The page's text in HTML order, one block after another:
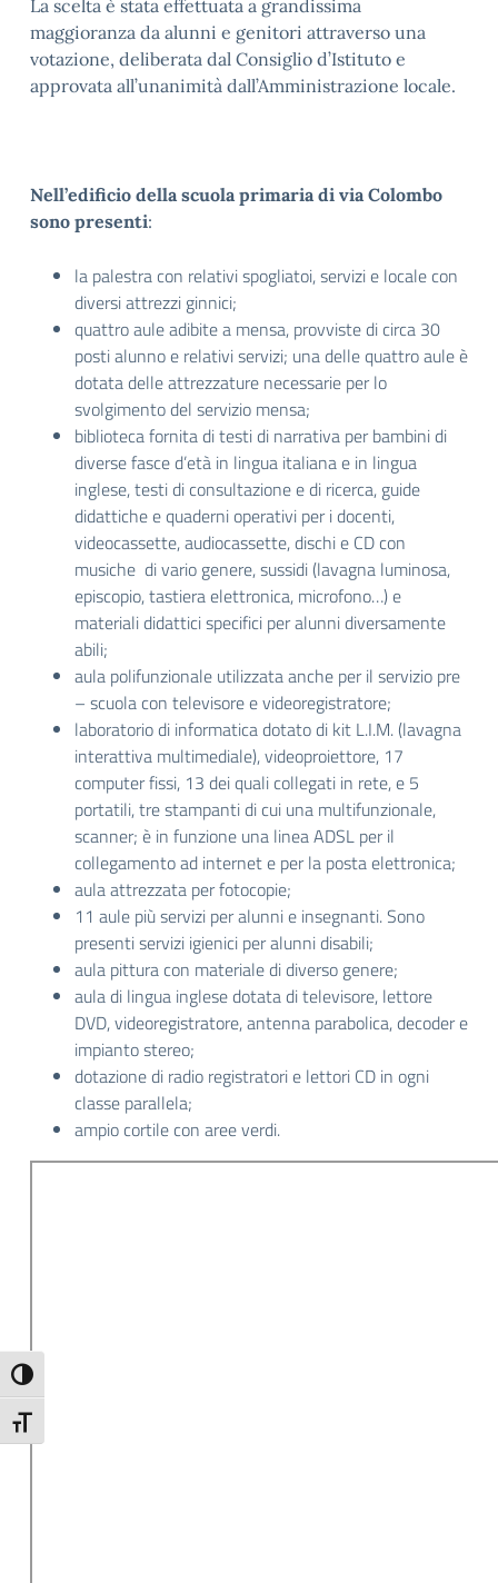
Attiva/disattiva alto contrasto
Attiva/disattiva dimensione testo
La scelta è stata effettuata a grandissima
maggioranza da alunni e genitori attraverso una
votazione, deliberata dal Consiglio d’Istituto e
approvata all’unanimità dall’Amministrazione locale.
Nell’edificio della scuola primaria di via Colombo
sono presenti:
la palestra con relativi spogliatoi, servizi e locale con
diversi attrezzi ginnici;
quattro aule adibite a mensa, provviste di circa 30
posti alunno e relativi servizi; una delle quattro aule è
dotata delle attrezzature necessarie per lo
svolgimento del servizio mensa;
biblioteca fornita di testi di narrativa per bambini di
diverse fasce d’età in lingua italiana e in lingua
inglese, testi di consultazione e di ricerca, guide
didattiche e quaderni operativi per i docenti,
videocassette, audiocassette, dischi e CD con
musiche di vario genere, sussidi (lavagna luminosa,
episcopio, tastiera elettronica, microfono…) e
materiali didattici specifici per alunni diversamente
abili;
aula polifunzionale utilizzata anche per il servizio pre
– scuola con televisore e videoregistratore;
laboratorio di informatica dotato di kit L.I.M. (lavagna
interattiva multimediale), videoproiettore, 17
computer fissi, 13 dei quali collegati in rete, e 5
portatili, tre stampanti di cui una multifunzionale,
scanner; è in funzione una linea ADSL per il
collegamento ad internet e per la posta elettronica;
aula attrezzata per fotocopie;
11 aule più servizi per alunni e insegnanti. Sono
presenti servizi igienici per alunni disabili;
aula pittura con materiale di diverso genere;
aula di lingua inglese dotata di televisore, lettore
DVD, videoregistratore, antenna parabolica, decoder e
impianto stereo;
dotazione di radio registratori e lettori CD in ogni
classe parallela;
ampio cortile con aree verdi.